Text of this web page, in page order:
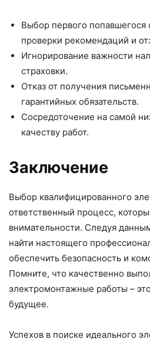
Выбор первого попавшегося
проверки рекомендаций и
Игнорирование важности
страховки.
Отказ от получения
гарантийных обязательств.
Сосредоточение на самой
качеству работ.
Заключение
Выбор квалифицированного
ответственный процесс,
внимательности. Следуя
найти настоящего
обеспечить безопасность и
Помните, что качественно
электромонтажные работы –
будущее.
Успехов в поиске идеального